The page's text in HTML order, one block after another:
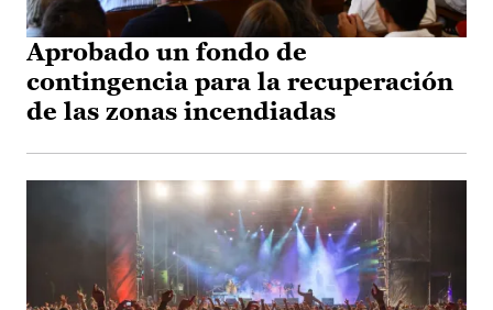
Aprobado un fondo de
contingencia para la recuperación
de las zonas incendiadas